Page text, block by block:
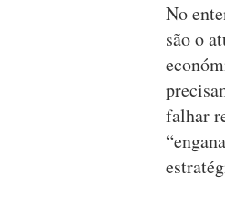
No
são o
falhar